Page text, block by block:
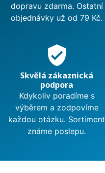
dopravu zdarma. Ostatní
objednávky už od 79 Kč.
verified_user
Skvělá zákaznická
podpora
Kdykoliv poradíme s
výběrem a zodpovíme
každou otázku. Sortiment
známe poslepu.